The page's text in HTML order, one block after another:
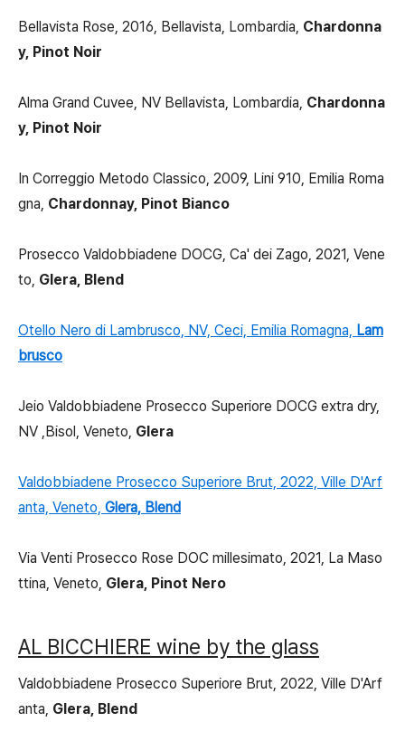
Bellavista Rose, 2016, Bellavista, Lombardia, Chardonna
y, Pinot Noir
Alma Grand Cuvee, NV Bellavista, Lombardia, Chardonna
y, Pinot Noir
In Correggio Metodo Classico, 2009, Lini 910, Emilia Roma
gna, Chardonnay, Pinot Bianco
Prosecco Valdobbiadene DOCG, Ca' dei Zago, 2021, Vene
to, Glera, Blend
Otello Nero di Lambrusco, NV, Ceci, Emilia Romagna, Lam
brusco
Jeio Valdobbiadene Prosecco Superiore DOCG extra dry,
NV ,Bisol, Veneto, Glera
Valdobbiadene Prosecco Superiore Brut, 2022, Ville D'Arf
anta, Veneto, Glera, Blend
Via Venti Prosecco Rose DOC millesimato, 2021, La Maso
ttina, Veneto, Glera, Pinot Nero
AL BICCHIERE wine by the glass
Valdobbiadene Prosecco Superiore Brut, 2022, Ville D'Arf
anta, Glera, Blend